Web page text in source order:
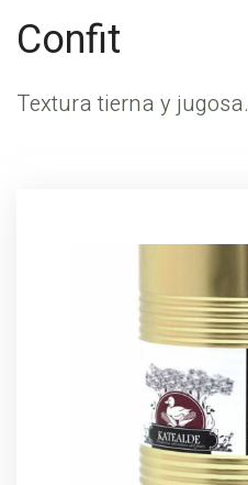
Confit
Textura tierna y jugosa.